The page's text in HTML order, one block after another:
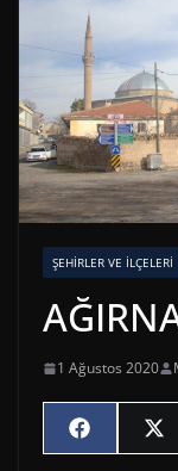
ŞEHIRLER VE İLÇELERI
1 Ağustos 2020
Share
on
F
a
X
(